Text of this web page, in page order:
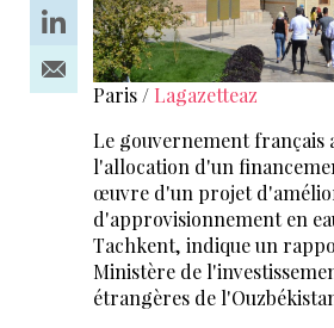
Paris / Lagazetteaz
Le gouvernement français
l'allocation d'un
œuvre d'un projet
d'approvisionnement en
Tachkent, indique un
Ministère de
étrangères de